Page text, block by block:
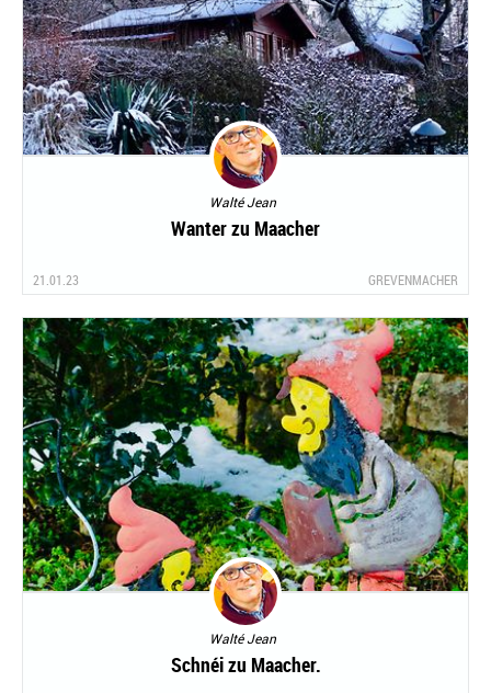
Walté Jean
Wanter zu Maacher
21.01.23 GREVENMACHER
Walté Jean
Schnéi zu Maacher.